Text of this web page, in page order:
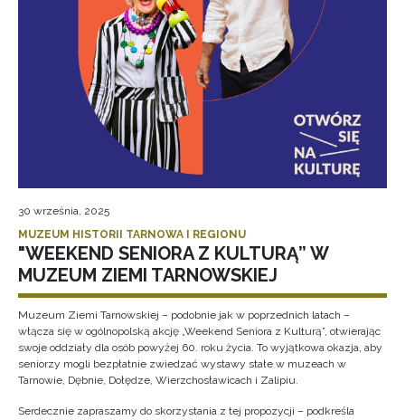
30 września, 2025
MUZEUM HISTORII TARNOWA I REGIONU
"WEEKEND SENIORA Z KULTURĄ” W
MUZEUM ZIEMI TARNOWSKIEJ
Muzeum Ziemi Tarnowskiej – podobnie jak w poprzednich latach –
włącza się w ogólnopolską akcję „Weekend Seniora z Kulturą”, otwierając
swoje oddziały dla osób powyżej 60. roku życia. To wyjątkowa okazja, aby
seniorzy mogli bezpłatnie zwiedzać wystawy stałe w muzeach w
Tarnowie, Dębnie, Dołędze, Wierzchosławicach i Zalipiu.
Serdecznie zapraszamy do skorzystania z tej propozycji – podkreśla